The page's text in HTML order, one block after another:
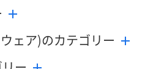
ェア)のカテゴリー